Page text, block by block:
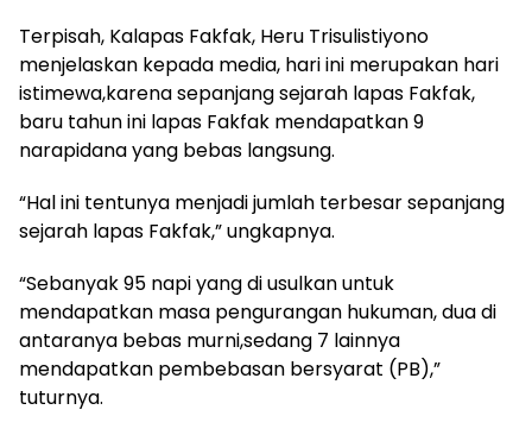
Terpisah, Kalapas Fakfak, Heru Trisulistiyono
menjelaskan kepada media, hari ini merupakan hari
istimewa,karena sepanjang sejarah lapas Fakfak,
baru tahun ini lapas Fakfak mendapatkan 9
narapidana yang bebas langsung.
“Hal ini tentunya menjadi jumlah terbesar sepanjang
sejarah lapas Fakfak,” ungkapnya.
“Sebanyak 95 napi yang di usulkan untuk
mendapatkan masa pengurangan hukuman, dua di
antaranya bebas murni,sedang 7 lainnya
mendapatkan pembebasan bersyarat (PB),”
tuturnya.